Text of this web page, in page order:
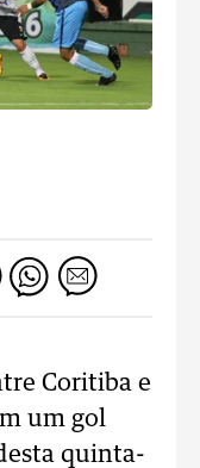
Coritiba e
um gol
quinta-